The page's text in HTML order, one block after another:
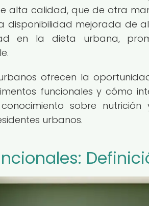
alta calidad, que de otra
disponibilidad mejorada de
en la dieta urbana,
ofrecen la
funcionales y cómo
sobre
urbanos.